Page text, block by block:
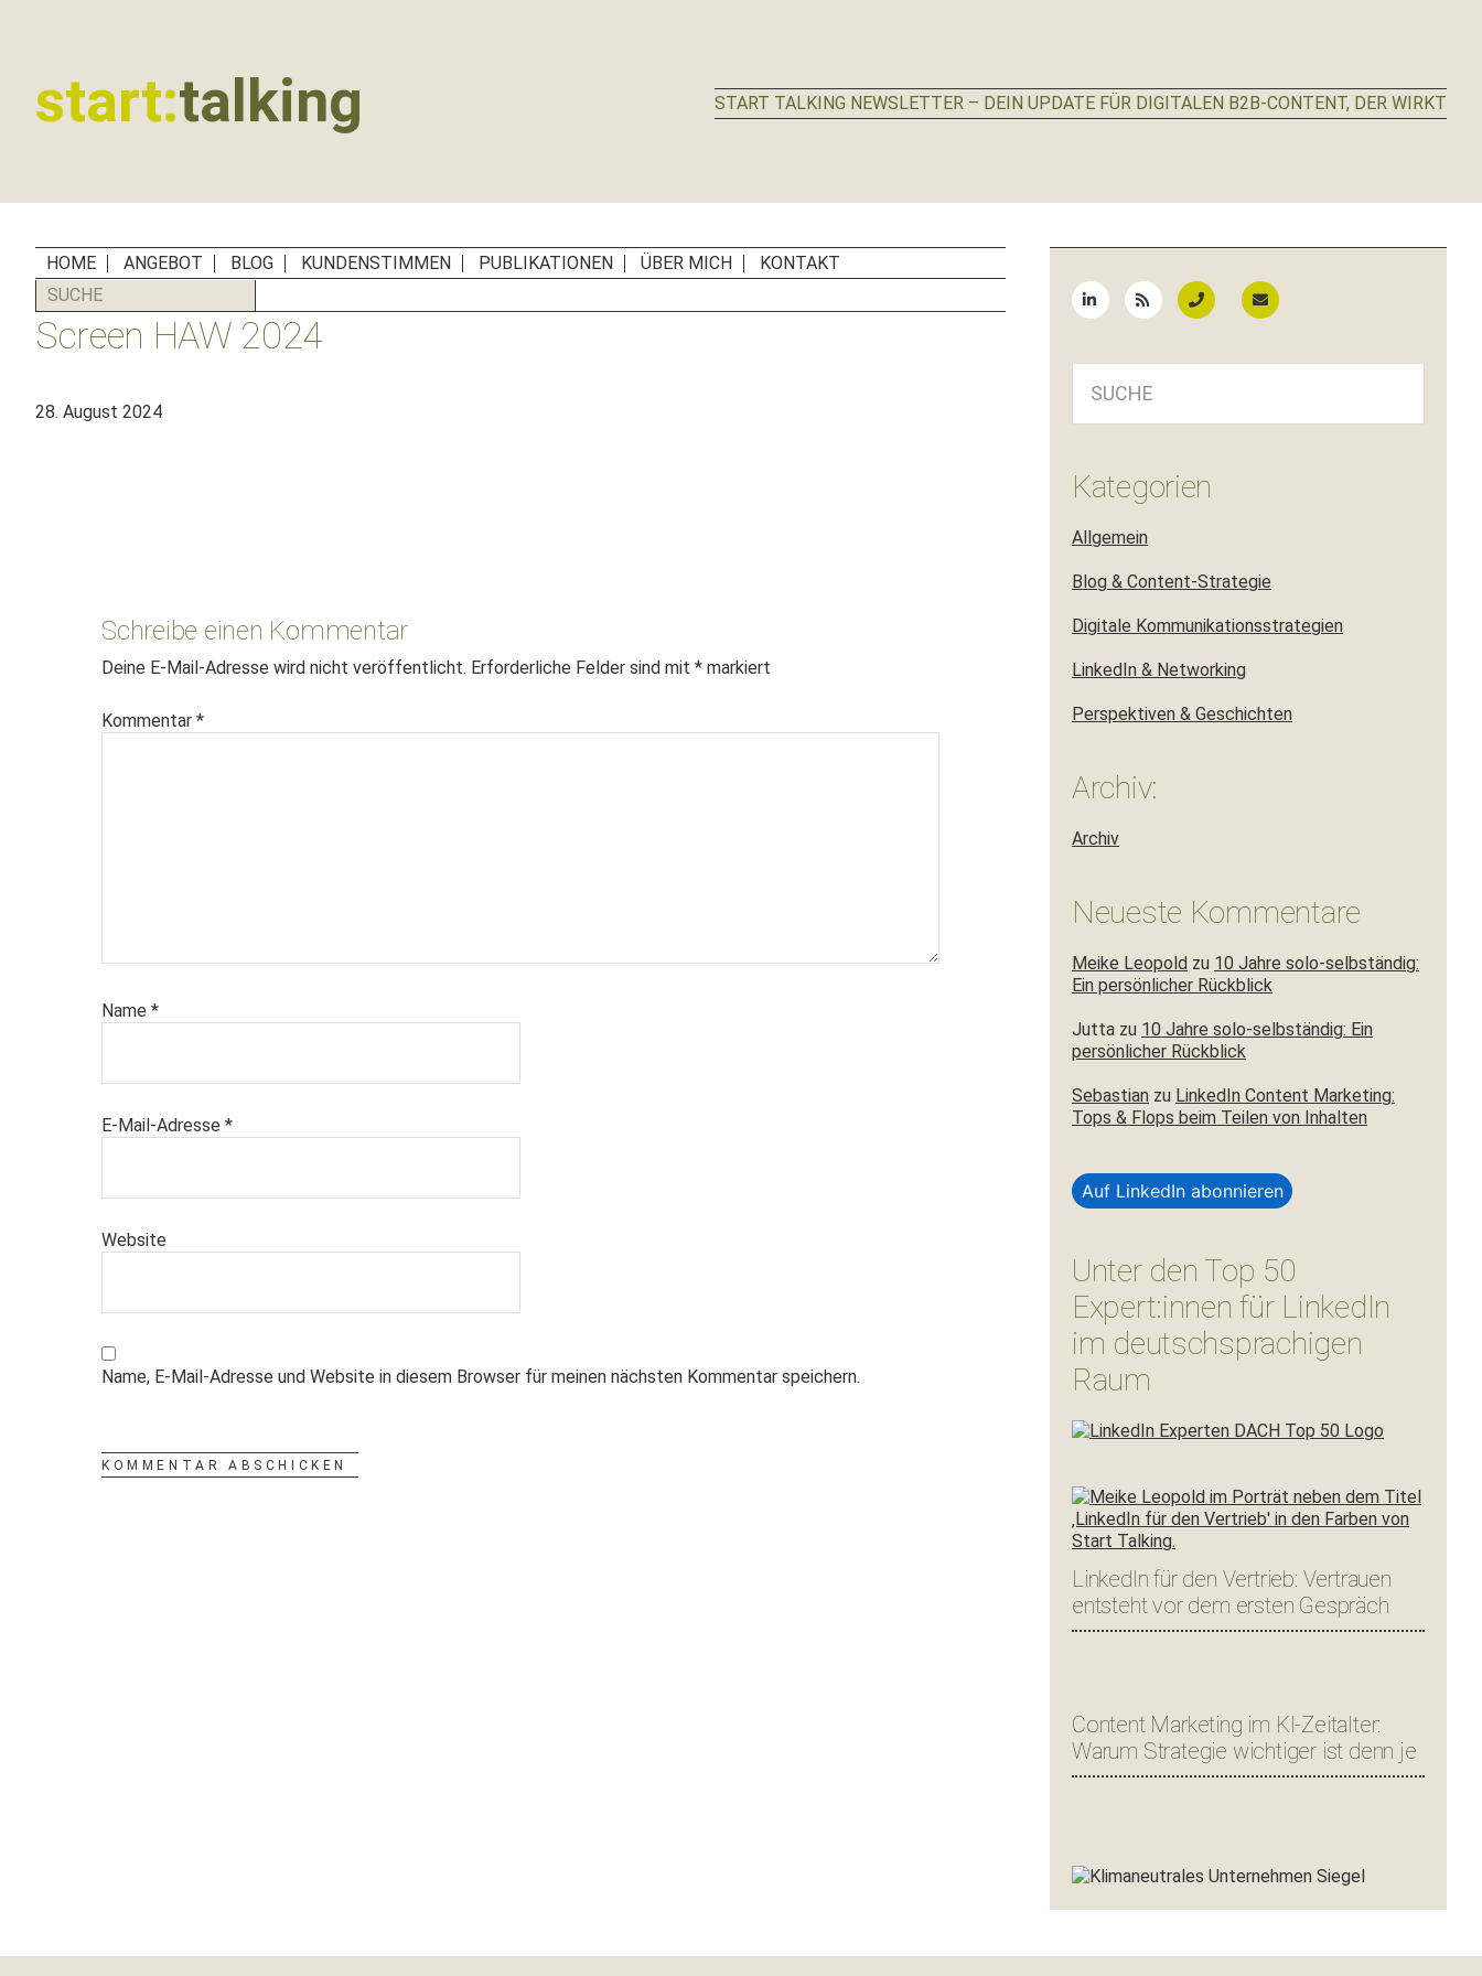
start:talking
für
Unternehmen,
Social
Media
Manager
Agenturen
START TALKING NEWSLETTER – DEIN UPDATE FÜR DIGITALEN B2B-CONTENT, DER WIRKT
HOME ANGEBOT BLOG KUNDENSTIMMEN PUBLIKATIONEN ÜBER MICH
KONTAKT
SUCHE
Screen HAW 2024
28. August 2024
Schreibe einen Kommentar
Deine E-Mail-Adresse wird nicht veröffentlicht. Erforderliche Felder sind mit * markiert
Kommentar *
Name *
E-Mail-Adresse *
Website
Name, E-Mail-Adresse und Website in diesem Browser für meinen nächsten Kommentar speichern.
Kategorien
Allgemein
Blog & Content-Strategie
Digitale Kommunikationsstrategien
LinkedIn & Networking
Perspektiven & Geschichten
Archiv:
Archiv
Neueste Kommentare
Meike Leopold zu 10 Jahre solo-selbständig:
Ein persönlicher Rückblick
Jutta zu 10 Jahre solo-selbständig: Ein
persönlicher Rückblick
Sebastian zu LinkedIn Content Marketing:
Tops & Flops beim Teilen von Inhalten
Auf LinkedIn abonnieren
Unter den Top 50
Expert:innen für LinkedIn
im deutschsprachigen
Raum
LinkedIn für den Vertrieb: Vertrauen
entsteht vor dem ersten Gespräch
Content Marketing im KI-Zeitalter:
Warum Strategie wichtiger ist denn je